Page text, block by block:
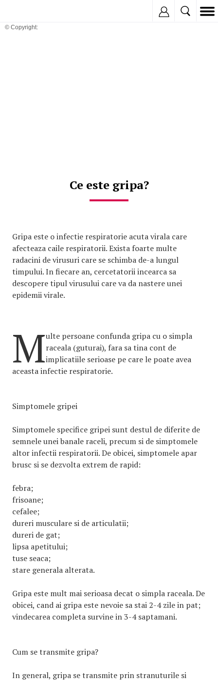
© Copyright:
Ce este gripa?
Gripa este o infectie respiratorie acuta virala care
afecteaza caile respiratorii. Exista foarte multe
radacini de virusuri care se schimba de-a lungul
timpului. In fiecare an, cercetatorii incearca sa
descopere tipul virusului care va da nastere unei
epidemii virale.
Multe persoane confunda gripa cu o simpla
raceala (guturai), fara sa tina cont de
implicatiile serioase pe care le poate avea
aceasta infectie respiratorie.
Simptomele gripei
Simptomele specifice gripei sunt destul de diferite de
semnele unei banale raceli, precum si de simptomele
altor infectii respiratorii. De obicei, simptomele apar
brusc si se dezvolta extrem de rapid:
febra;
frisoane;
cefalee;
dureri musculare si de articulatii;
dureri de gat;
lipsa apetitului;
tuse seaca;
stare generala alterata.
Gripa este mult mai serioasa decat o simpla raceala. De
obicei, cand ai gripa este nevoie sa stai 2-4 zile in pat;
vindecarea completa survine in 3-4 saptamani.
Cum se transmite gripa?
In general, gripa se transmite prin stranuturile si